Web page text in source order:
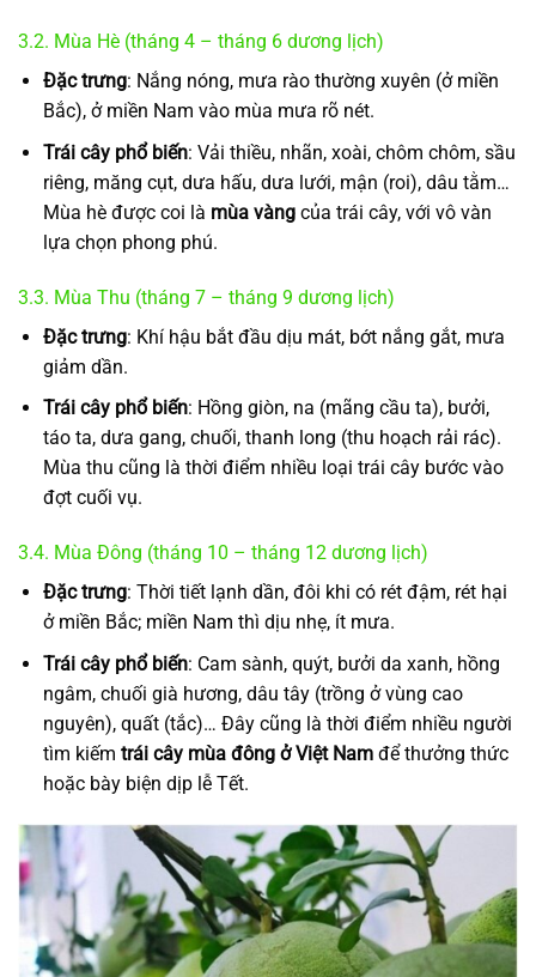
3.2. Mùa Hè (tháng 4 – tháng 6 dương lịch)
Đặc trưng: Nắng nóng, mưa rào thường xuyên (ở miền
Bắc), ở miền Nam vào mùa mưa rõ nét.
Trái cây phổ biến: Vải thiều, nhãn, xoài, chôm chôm, sầu
riêng, măng cụt, dưa hấu, dưa lưới, mận (roi), dâu tằm…
Mùa hè được coi là mùa vàngcủa trái cây, với vô vàn
lựa chọn phong phú.
3.3. Mùa Thu (tháng 7 – tháng 9 dương lịch)
Đặc trưng: Khí hậu bắt đầu dịu mát, bớt nắng gắt, mưa
giảm dần.
Trái cây phổ biến: Hồng giòn, na (mãng cầu ta), bưởi,
táo ta, dưa gang, chuối, thanh long (thu hoạch rải rác).
Mùa thu cũng là thời điểm nhiều loại trái cây bước vào
đợt cuối vụ.
3.4. Mùa Đông (tháng 10 – tháng 12 dương lịch)
Đặc trưng: Thời tiết lạnh dần, đôi khi có rét đậm, rét hại
ở miền Bắc; miền Nam thì dịu nhẹ, ít mưa.
Trái cây phổ biến: Cam sành, quýt, bưởi da xanh, hồng
ngâm, chuối già hương, dâu tây (trồng ở vùng cao
nguyên), quất (tắc)… Đây cũng là thời điểm nhiều người
tìm kiếm trái cây mùa đông ở Việt Namđể thưởng thức
hoặc bày biện dịp lễ Tết.